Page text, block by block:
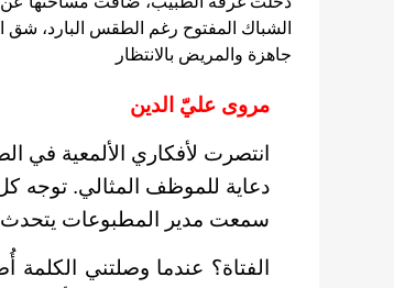
الشباك المفتوح رغم الطقس البارد،
جاهزة والمريض بالانتظار
مروى عليّ الدين
انتصرت لأفكاري الألمعية في
دعاية للموظف المثالي. توجه
سمعت مدير المطبوعات يتحدث
الفتاة؟ عندما وصلتني